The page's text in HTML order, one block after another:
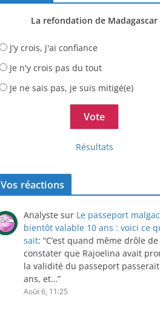
La refondation de Madagascar
J'y crois, j'ai confiance
Je n'y crois pas du tout
Je ne sais pas, je suis mitigé(e)
Résultats
Vos réactions
Analyste sur Le passeport
bientôt valable 10 ans : voici ce
sait: “C’est quand même drôle de
constater que Rajoelina avait
la validité du passeport
ans, et…”
Août 6, 11:25